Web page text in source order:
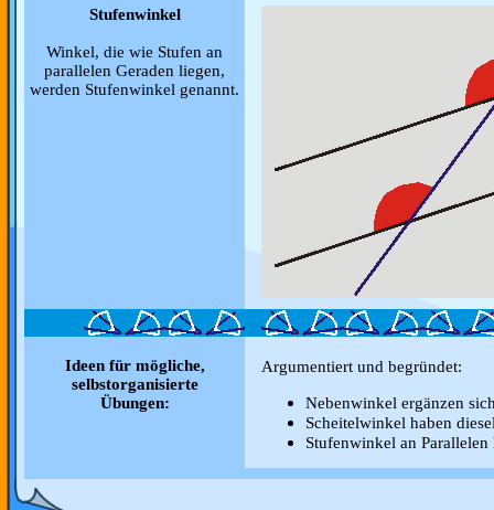
Stufenwinkel
Winkel, die wie Stufen an
parallelen Geraden liegen,
werden Stufenwinkel genannt.
Ideen für mögliche,
selbstorganisierte
Übungen:
Argumentiert und begründet:
Nebenwinkel ergänzen
Scheitelwinkel haben
Stufenwinkel an